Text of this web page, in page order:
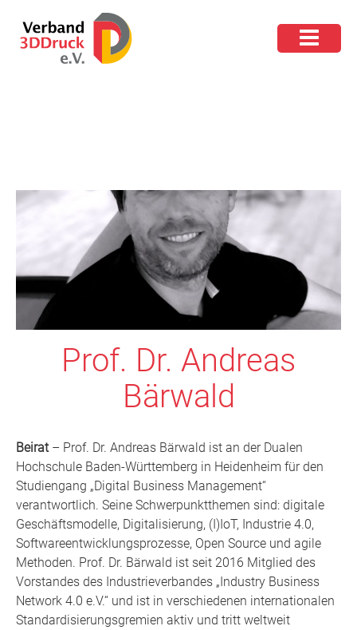
Prof. Dr. Andreas
Bärwald
Beirat– Prof. Dr. Andreas Bärwald ist an der Dualen
Hochschule Baden-Württemberg in Heidenheim für den
Studiengang „Digital Business Management“
verantwortlich. Seine Schwerpunktthemen sind: digitale
Geschäftsmodelle, Digitalisierung, (I)IoT, Industrie 4.0,
Softwareentwicklungsprozesse, Open Source und agile
Methoden. Prof. Dr. Bärwald ist seit 2016 Mitglied des
Vorstandes des Industrieverbandes „Industry Business
Network 4.0 e.V.“ und ist in verschiedenen internationalen
Standardisierungsgremien aktiv und tritt weltweit